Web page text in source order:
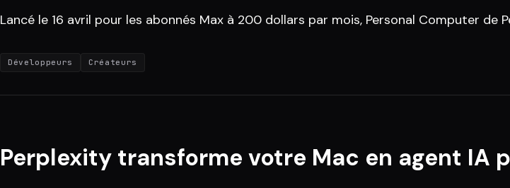
Lancé le 16 avril pour les abonnés Max à 200 dollars par mois, Personal Computer
Développeurs Créateurs
Perplexity transforme votre Mac en agent IA